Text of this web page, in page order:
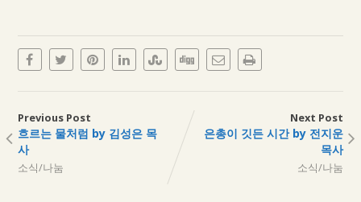
Previous Post
흐르는 물처럼 by 김성은 목
사
소식/나눔
Next Post
은총이 깃든 시간 by 전지운
목사
소식/나눔